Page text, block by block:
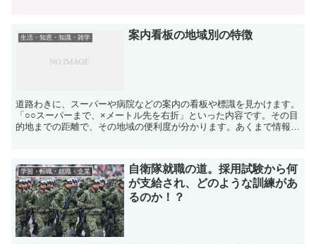
生活・知恵・知識・雑学 案内看板の地域別の特徴
道路わきに、スーパーや病院などの案内の看板や標識を見かけます。
「○○スーパーまで、×メートル先を右折」といった内容です。その目
的地までの距離で、その地域の便利度が分かります。あくまで情報を
学習・転職・就職・企業
自衛隊就職の道。採用試験から何
が支給され、どのような訓練があ
るのか！？